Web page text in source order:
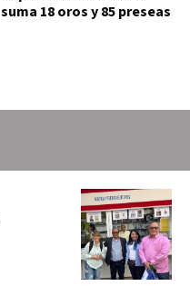
suma 18 oros y 85 preseas